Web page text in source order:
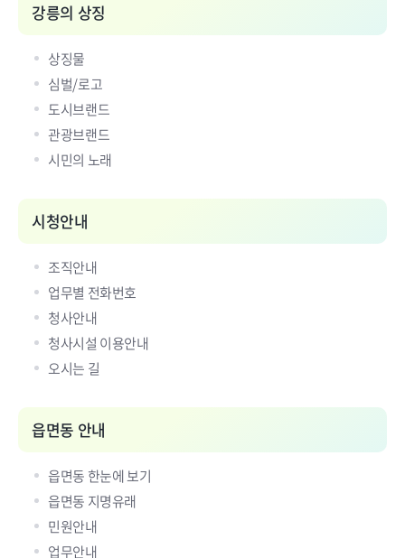
강릉의 상징
상징물
심벌/로고
도시브랜드
관광브랜드
시민의 노래
시청안내
조직안내
업무별 전화번호
청사안내
청사시설 이용안내
오시는 길
읍면동 안내
읍면동 한눈에 보기
읍면동 지명유래
민원안내
업무안내